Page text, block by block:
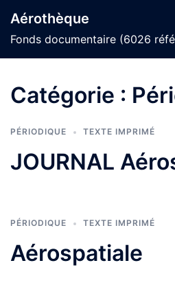
au
contenu
Aérothèque
Fonds documentaire (6026
Catégorie :
PÉRIODIQUE TEXTE IMPRIMÉ
JOURNAL
PÉRIODIQUE TEXTE IMPRIMÉ
Aérospatiale